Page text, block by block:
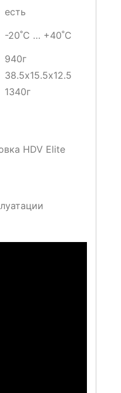
есть
-20˚С … +40˚С
940г
38.5х15.5х12.5
1340г
HDV Elite